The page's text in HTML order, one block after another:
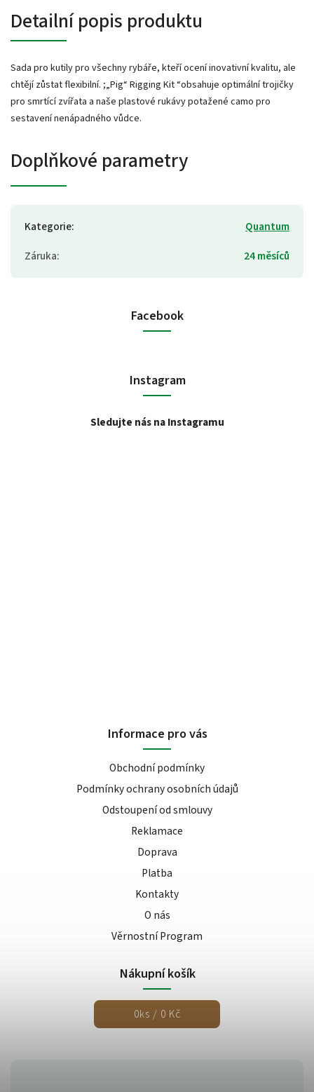
Detailní popis produktu
Sada pro kutily pro všechny rybáře, kteří ocení inovativní kvalitu, ale
chtějí zůstat flexibilní. ;„Pig“ Rigging Kit “obsahuje optimální trojičky
pro smrtící zvířata a naše plastové rukávy potažené camo pro
sestavení nenápadného vůdce.
Doplňkové parametry
Kategorie:
Quantum
Záruka: 24 měsíců
Facebook
Instagram
Sledujte nás na Instagramu
Informace pro vás
Obchodní podmínky
Podmínky ochrany osobních údajů
Odstoupení od smlouvy
Reklamace
Doprava
Platba
Kontakty
O nás
Věrnostní Program
Nákupní košík
0ks / 0 Kč